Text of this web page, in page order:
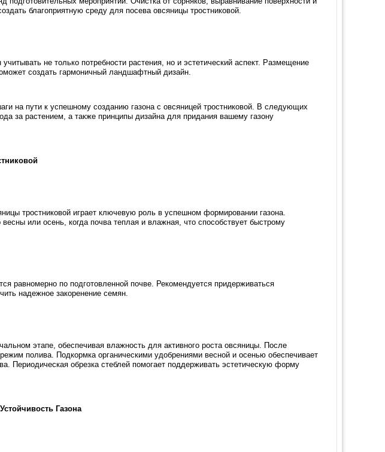
благоприятную среду для посева овсяницы тростниковой.
не только потребности растения, но и эстетический аспект. Размещение
создать гармоничный ландшафтный дизайн.
на пути к успешному созданию газона с овсяницей тростниковой. В следующих
за растением, а также принципы дизайна для придания вашему газону
тростниковой играет ключевую роль в успешном формировании газона.
или осень, когда почва теплая и влажная, что способствует быстрому
равномерно по подготовленной почве. Рекомендуется придерживаться
надежное закоренение семян.
этапе, обеспечивая влажность для активного роста овсяницы. После
полива. Подкормка органическими удобрениями весной и осенью обеспечивает
Периодическая обрезка стеблей помогает поддерживать эстетическую форму
Газона